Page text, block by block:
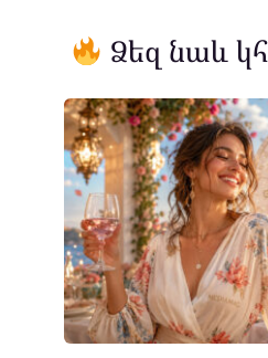
Ձեզ նաև